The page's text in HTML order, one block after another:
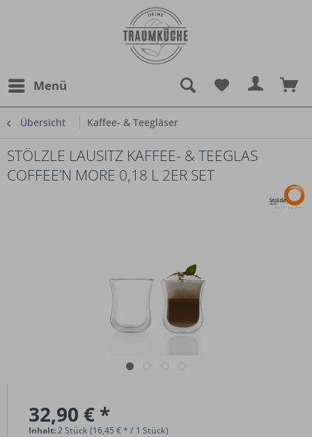
Menü
Übersicht Kaffee- & Teegläser
STÖLZLE LAUSITZ KAFFEE- & TEEGLAS
COFFEE’N MORE 0,18 L 2ER SET
32,90 € *
Inhalt:2 Stück (16,45 € * / 1 Stück)